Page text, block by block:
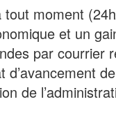
moment
et un
par courrier
d’avancement
de